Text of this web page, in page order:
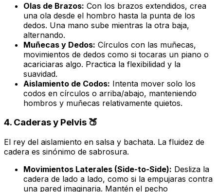
Olas de Brazos: Con los brazos extendidos, crea
una ola desde el hombro hasta la punta de los
dedos. Una mano sube mientras la otra baja,
alternando.
Muñecas y Dedos: Círculos con las muñecas,
movimientos de dedos como si tocaras un piano o
acariciaras algo. Practica la flexibilidad y la
suavidad.
Aislamiento de Codos: Intenta mover solo los
codos en círculos o arriba/abajo, manteniendo
hombros y muñecas relativamente quietos.
4. Caderas y Pelvis 🍑
El rey del aislamiento en salsa y bachata. La fluidez de
cadera es sinónimo de sabrosura.
Movimientos Laterales (Side-to-Side): Desliza la
cadera de lado a lado, como si la empujaras contra
una pared imaginaria. Mantén el pecho